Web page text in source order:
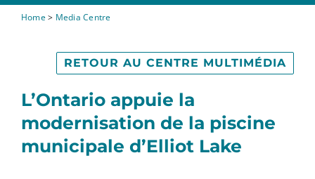
FAQs
Contactez-nous
English
Home> Media Centre
L’Ontario appuie la
modernisation de la piscine
municipale d’Elliot Lake
RETOUR AU CENTRE MULTIMÉDIA